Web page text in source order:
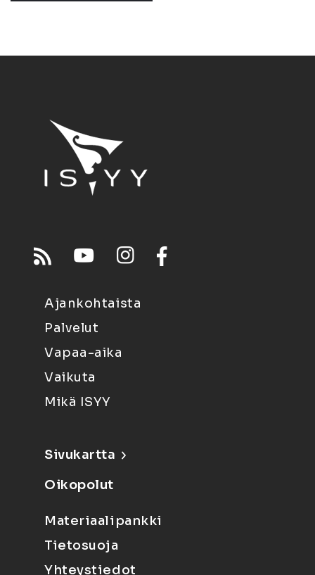
Ajankohtaista
Palvelut
Vapaa-aika
Vaikuta
Mikä ISYY
Sivukartta
Oikopolut
Materiaalipankki
Tietosuoja
Yhteystiedot